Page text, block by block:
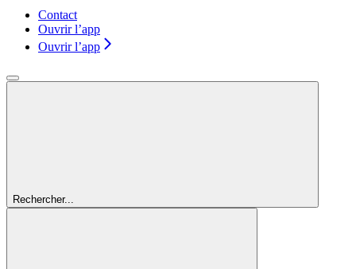
Contact
Ouvrir l’app
Ouvrir l’app
Rechercher...